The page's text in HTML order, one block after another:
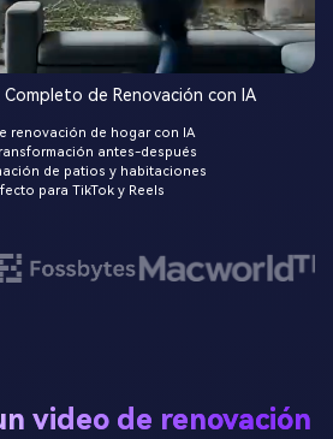
Completo de Renovación con IA
renovación de hogar con IA
antes-después
de patios y habitaciones
para TikTok y Reels
video de renovación